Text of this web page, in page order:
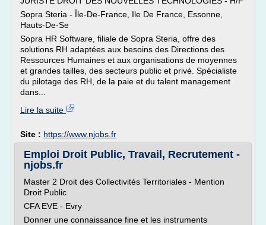
Sopra Steria - Île-De-France, Ile De France, Essonne,
Hauts-De-Se
Sopra HR Software, filiale de Sopra Steria, offre des
solutions RH adaptées aux besoins des Directions des
Ressources Humaines et aux organisations de moyennes
et grandes tailles, des secteurs public et privé. Spécialiste
du pilotage des RH, de la paie et du talent management
dans...
Lire la suite
Site : https://www.njobs.fr
Emploi Droit Public, Travail, Recrutement -
njobs.fr
Master 2 Droit des Collectivités Territoriales - Mention
Droit Public
CFA EVE - Evry
Donner une connaissance fine et les instruments